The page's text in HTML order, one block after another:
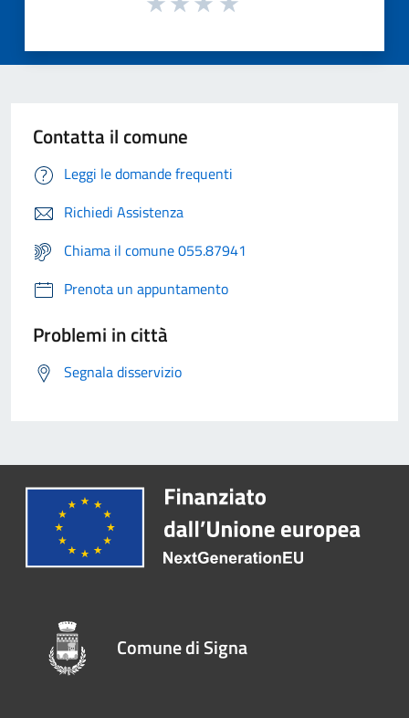
Contatta il comune
Leggi le domande frequenti
Richiedi Assistenza
Chiama il comune 055.87941
Prenota un appuntamento
Problemi in città
Segnala disservizio
Comune di Signa